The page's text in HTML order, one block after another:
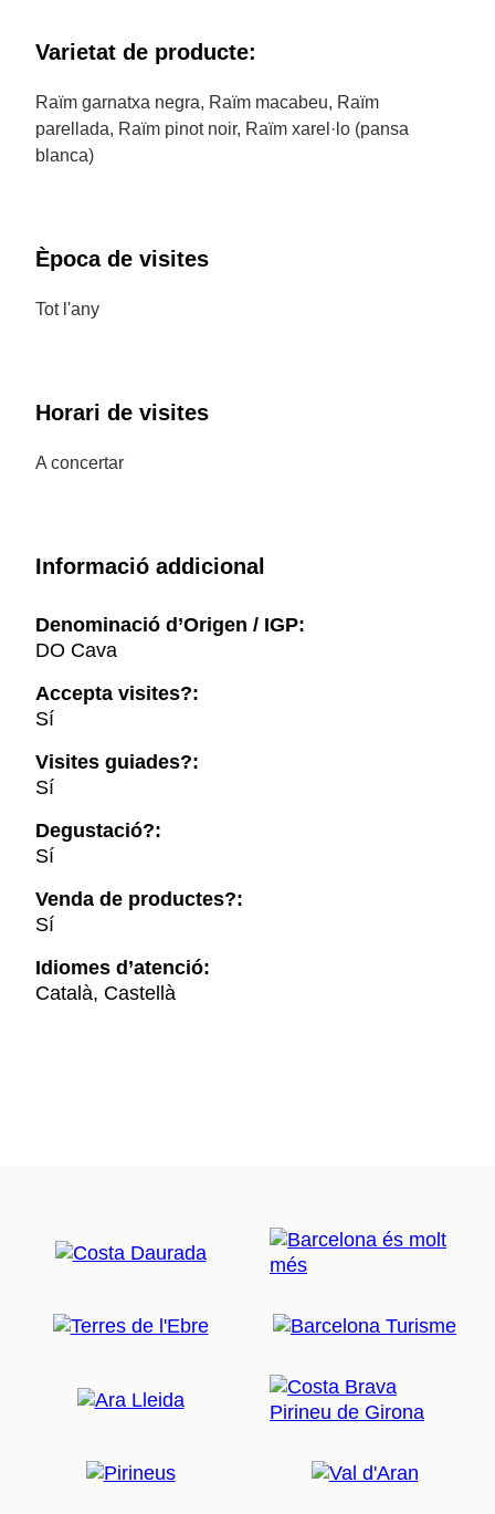
Varietat de producte:
Raïm garnatxa negra, Raïm macabeu, Raïm
parellada, Raïm pinot noir, Raïm xarel·lo (pansa
blanca)
Època de visites
Tot l'any
Horari de visites
A concertar
Informació addicional
Denominació d’Origen / IGP:
DO Cava
Accepta visites?:
Sí
Visites guiades?:
Sí
Degustació?:
Sí
Venda de productes?:
Sí
Idiomes d’atenció:
Català, Castellà